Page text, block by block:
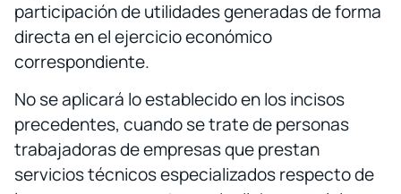
participación de utilidades generadas de forma
directa en el ejercicio económico
correspondiente.
No se aplicará lo establecido en los incisos
precedentes, cuando se trate de personas
trabajadoras de empresas que prestan
servicios técnicos especializados respecto de